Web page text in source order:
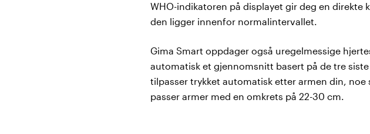
WHO-indikatoren på displayet gir deg en direkte
den ligger innenfor normalintervallet.
Gima Smart oppdager også uregelmessige
automatisk et gjennomsnitt basert på de tre
tilpasser trykket automatisk etter armen din,
passer armer med en omkrets på 22-30 cm.